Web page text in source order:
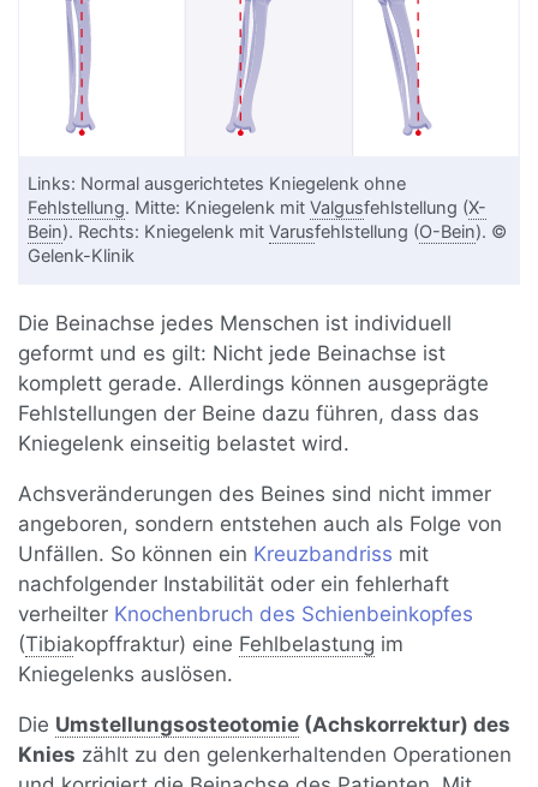
Links: Normal ausgerichtetes Kniegelenk ohne
Fehlstellung. Mitte: Kniegelenk mitValgusfehlstellung (X-
Bein). Rechts: Kniegelenk mitVarusfehlstellung (O-Bein). ©
Gelenk-Klinik
Die Beinachse jedes Menschen ist individuell
geformt und es gilt: Nicht jede Beinachse ist
komplett gerade. Allerdings können ausgeprägte
Fehlstellungen der Beine dazu führen, dass das
Kniegelenk einseitig belastet wird.
Achsveränderungen des Beines sind nicht immer
angeboren, sondern entstehen auch als Folge von
Unfällen. So können ein Kreuzbandriss mit
nachfolgender Instabilität oder ein fehlerhaft
verheilter Knochenbruch des Schienbeinkopfes
(Tibiakopffraktur) eine Fehlbelastung im
Kniegelenks auslösen.
Die Umstellungsosteotomie (Achskorrektur) des
Knies zählt zu den gelenkerhaltenden Operationen